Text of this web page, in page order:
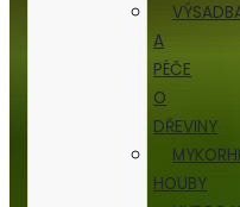
A
PÉČE
O
DŘEVINY
HOUBY